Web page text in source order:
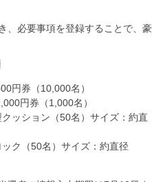
、必要事項を登録することで、豪
円券（10,000名）
円券（1,000名）
ッション（50名）サイズ：約直
ク（50名）サイズ：約直径